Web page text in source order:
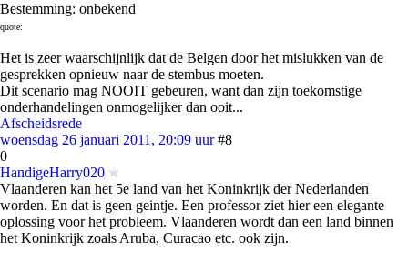
Bestemming: onbekend
quote:
Het is zeer waarschijnlijk dat de Belgen door het mislukken van de
gesprekken opnieuw naar de stembus moeten.
Dit scenario mag NOOIT gebeuren, want dan zijn toekomstige
onderhandelingen onmogelijker dan ooit...
Afscheidsrede
woensdag 26 januari 2011, 20:09 uur #8
0
HandigeHarry020
Vlaanderen kan het 5e land van het Koninkrijk der Nederlanden
worden. En dat is geen geintje. Een professor ziet hier een elegante
oplossing voor het probleem. Vlaanderen wordt dan een land binnen
het Koninkrijk zoals Aruba, Curacao etc. ook zijn.